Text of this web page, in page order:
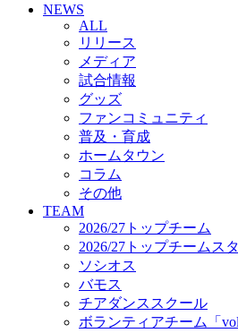
ボランティアチーム「
ビクトリーロード
HOMEGAME
観戦ルール＆マナー
ホームゲーム運営管理規
Jリーグ運営管理規定
写真・動画使用ガイドラ
ロートフィールド奈良
SCHEDULE
2026/27
練習見学時のファンサー
TICKET
奈良クラブ明治安田J3リ
合観戦チケット
奈良クラブ明治安田Ｊ3
「鹿パス」
観戦ルール＆マナー
FANCOMMUNITY
NEWS
ALL
リリース
メディア
試合情報
グッズ
ファンコミュニティ
普及・育成
ホームタウン
コラム
その他
TEAM
2026/27トップチーム
2026/27トップチームス
ソシオス
バモス
チアダンススクール
ボランティアチーム「